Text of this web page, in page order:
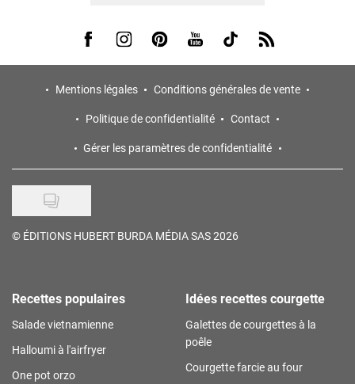
Visit us on Facebook
Visit us on Instagram
Visit us on Pinterest
Visit us on Youtube
Visit us on Tiktok
Visit us on Rss
Mentions légales
Conditions générales de vente
Politique de confidentialité
Contact
Gérer les paramètres de confidentialité
© ÉDITIONS HUBERT BURDA MÉDIA SAS 2026
Recettes populaires
Salade vietnamienne
Halloumi à l'airfryer
One pot orzo
Idées recettes courgette
Galettes de courgettes à la
poêle
Courgette farcie au four